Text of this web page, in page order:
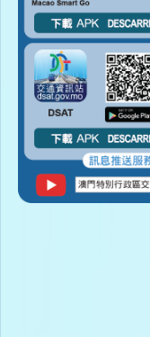
請勿將身體
伸出車窗外。
請勿在車廂
請保持車廂
上落車之前記
路面情況。